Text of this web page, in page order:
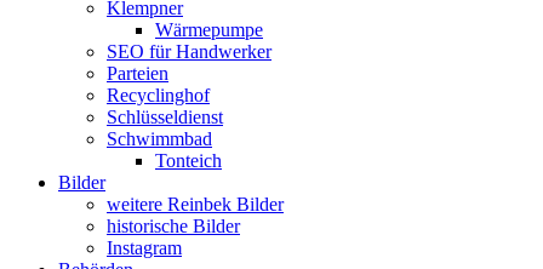
Klempner
Wärmepumpe
SEO für Handwerker
Parteien
Recyclinghof
Schlüsseldienst
Schwimmbad
Tonteich
Bilder
weitere Reinbek Bilder
historische Bilder
Instagram